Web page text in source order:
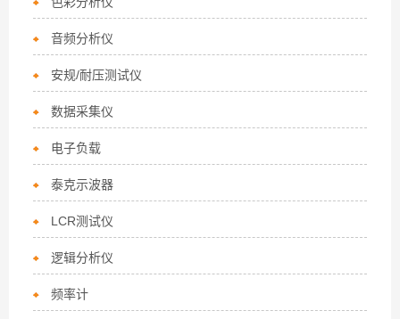
音频分析仪
安规/耐压测试仪
数据采集仪
电子负载
泰克示波器
LCR测试仪
逻辑分析仪
频率计